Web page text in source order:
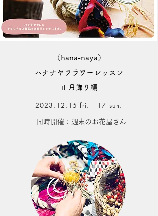
（hana-naya）
ハナナヤフラワーレッスン
正月飾り編
2023.12.15 fri. - 17 sun.
同時開催：週末のお花屋さん